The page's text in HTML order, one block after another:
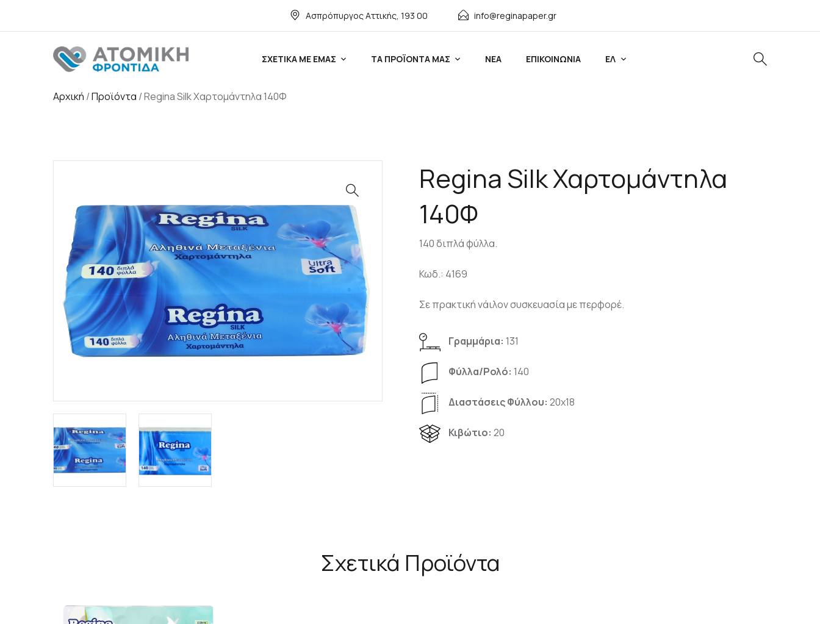
Ασπρόπυργος Αττικής, 193 00 info@reginapaper.gr
ΣΧΕΤΙΚΑ ΜΕ ΕΜΑΣ ΤΑ ΠΡΟΪΟΝΤΑ ΜΑΣ ΝΕΑ ΕΠΙΚΟΙΝΩΝΙΑ ΕΛ
Αρχική /Προϊόντα /Regina Silk Χαρτομάντηλα 140Φ
Regina Silk Χαρτομάντηλα
140Φ
140 διπλά φύλλα.
Κωδ.: 4169
Σε πρακτική νάιλον συσκευασία με περφορέ.
Γραμμάρια: 131
Φύλλα/Pολό: 140
Διαστάσεις Φύλλου: 20x18
Κιβώτιο: 20
Σχετικά Προϊόντα